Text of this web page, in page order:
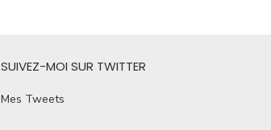
SUIVEZ-MOI SUR TWITTER
Mes Tweets